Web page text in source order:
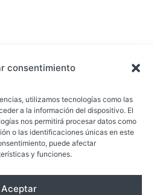
consentimiento
utilizamos tecnologías como las
a la información del dispositivo. El
nos permitirá procesar datos como
o las identificaciones únicas en este
puede afectar
y funciones.
Aceptar